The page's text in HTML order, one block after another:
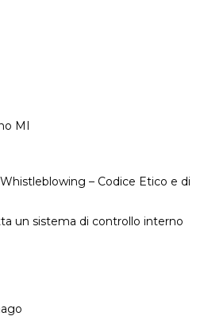
MI
Whistleblowing – Codice Etico e di
un sistema di controllo interno